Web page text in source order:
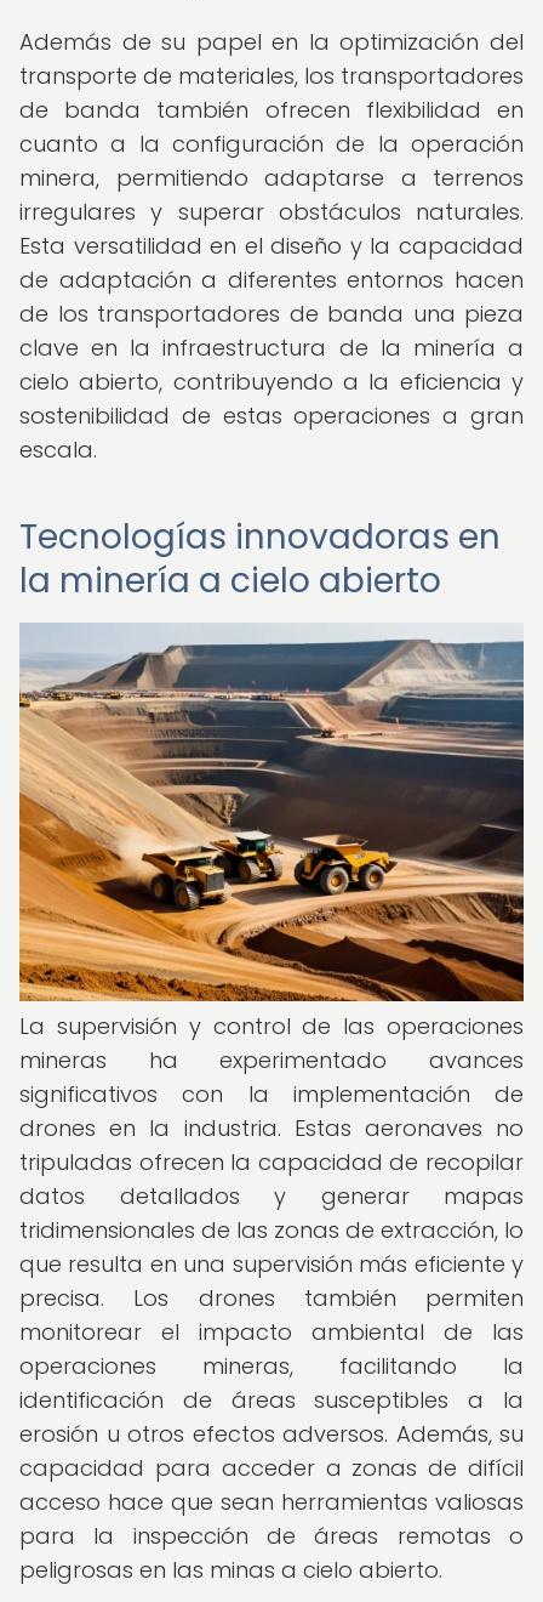
Además de su papel en la optimización del
transporte de materiales, los transportadores
de banda también ofrecen flexibilidad en
cuanto a la configuración de la operación
minera, permitiendo adaptarse a terrenos
irregulares y superar obstáculos naturales.
Esta versatilidad en el diseño y la capacidad
de adaptación a diferentes entornos hacen
de los transportadores de banda una pieza
clave en la infraestructura de la minería a
cielo abierto, contribuyendo a la eficiencia y
sostenibilidad de estas operaciones a gran
escala.
Tecnologías innovadoras en
la minería a cielo abierto
La supervisión y control de las operaciones
mineras ha experimentado avances
significativos con la implementación de
drones en la industria. Estas aeronaves no
tripuladas ofrecen la capacidad de recopilar
datos detallados y generar mapas
tridimensionales de las zonas de extracción, lo
que resulta en una supervisión más eficiente y
precisa. Los drones también permiten
monitorear el impacto ambiental de las
operaciones mineras, facilitando la
identificación de áreas susceptibles a la
erosión u otros efectos adversos. Además, su
capacidad para acceder a zonas de difícil
acceso hace que sean herramientas valiosas
para la inspección de áreas remotas o
peligrosas en las minas a cielo abierto.